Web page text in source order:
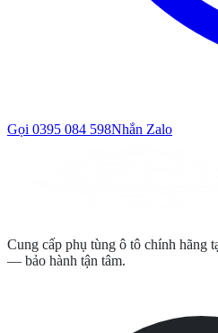
Gọi 0395 084 598Nhắn Zalo
Cung cấp phụ tùng ô tô chính
— bảo hành tận tâm.